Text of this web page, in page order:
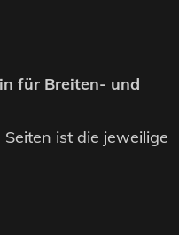
für Breiten- und
ist die jeweilige